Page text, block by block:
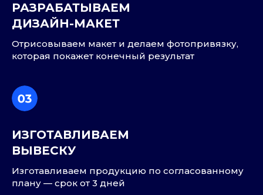
РАЗРАБАТЫВАЕМ
ДИЗАЙН-МАКЕТ
Отрисовываем макет и делаем фотопривязку,
которая покажет конечный результат
ИЗГОТАВЛИВАЕМ
ВЫВЕСКУ
Изготавливаем продукцию по согласованному
плану — срок от 3 дней